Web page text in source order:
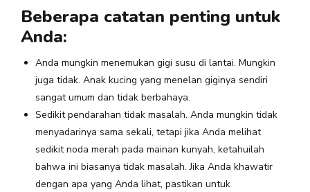
Beberapa catatan penting untuk
Anda:
Anda mungkin menemukan gigi susu di lantai. Mungkin
juga tidak. Anak kucing yang menelan giginya sendiri
sangat umum dan tidak berbahaya.
Sedikit pendarahan tidak masalah. Anda mungkin tidak
menyadarinya sama sekali, tetapi jika Anda melihat
sedikit noda merah pada mainan kunyah, ketahuilah
bahwa ini biasanya tidak masalah. Jika Anda khawatir
dengan apa yang Anda lihat, pastikan untuk